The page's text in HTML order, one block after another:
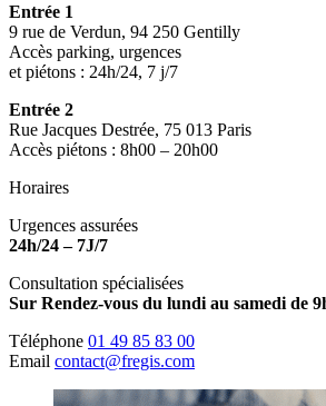
Entrée 1
9 rue de Verdun, 94 250 Gentilly
Accès parking, urgences
et piétons : 24h/24, 7 j/7
Entrée 2
Rue Jacques Destrée, 75 013 Paris
Accès piétons : 8h00 – 20h00
Horaires
Urgences assurées
24h/24 – 7J/7
Consultation spécialisées
Sur Rendez-vous du lundi au samedi de
Téléphone 01 49 85 83 00
Email contact@fregis.com